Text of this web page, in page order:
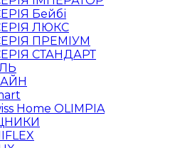
Бейбі
ЛЮКС
ПРЕМІУМ
СТАНДАРТ
Home OLIMPIA